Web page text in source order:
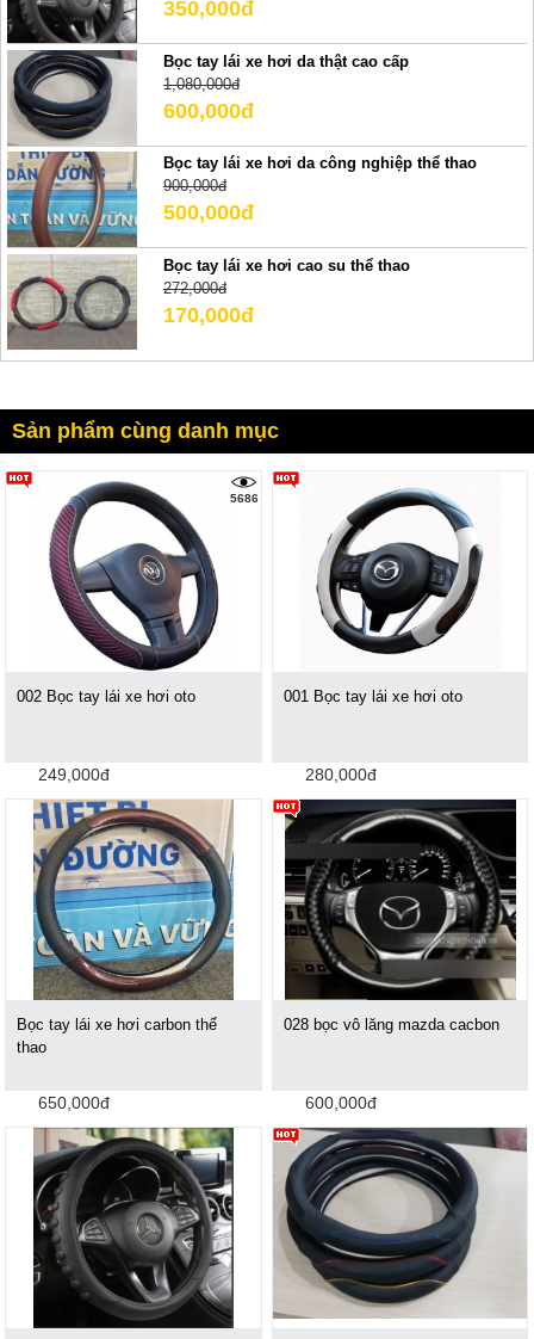
350,000đ
Bọc tay lái xe hơi da thật cao cấp
1,080,000đ
600,000đ
Bọc tay lái xe hơi da công nghiệp thể thao
900,000đ
500,000đ
Bọc tay lái xe hơi cao su thể thao
272,000đ
170,000đ
Sản phẩm cùng danh mục
5686
002 Bọc tay lái xe hơi oto
249,000đ
001 Bọc tay lái xe hơi oto
280,000đ
Bọc tay lái xe hơi carbon thể
thao
650,000đ
028 bọc vô lăng mazda cacbon
600,000đ